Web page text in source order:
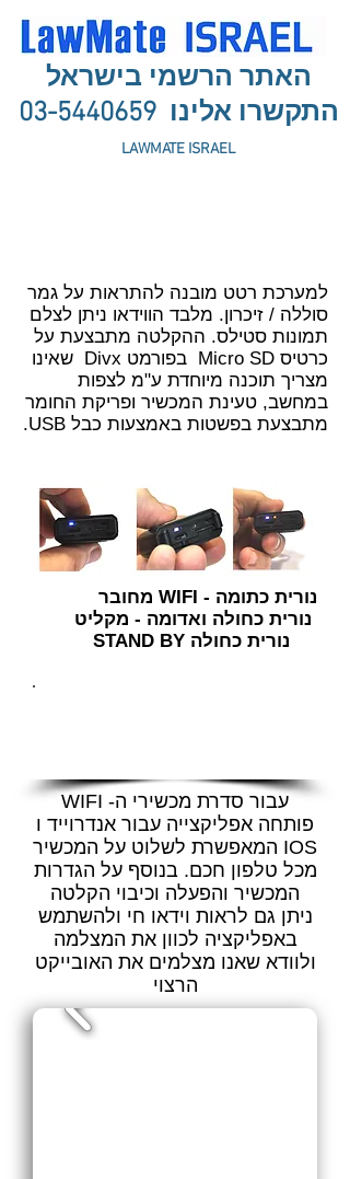
האתר הרשמי בישראל
התקשרו אלינו03-5440659
LAWMATE ISRAEL
למערכת רטט מובנה להתראות על גמר
סוללה / זיכרון. מלבד הווידאו ניתן לצלם
תמונות סטילס. ההקלטה מתבצעת על
כרטיס Micro SD בפורמט Divx שאינו
מצריך תוכנה מיוחדת ע"מ לצפות
במחשב, טעינת המכשיר ופריקת החומר
מתבצעת בפשטות באמצעות כבל USB.
עבור סדרת מכשירי ה- WIFI
פותחה אפליקצייה עבור אנדרוייד ו
IOS המאפשרת לשלוט על המכשיר
מכל טלפון חכם. בנוסף על הגדרות
המכשיר והפעלה וכיבוי הקלטה
ניתן גם לראות וידאו חי ולהשתמש
באפליקציה לכוון את המצלמה
ולוודא שאנו מצלמים את האובייקט
הרצוי
נורית כתומה - WIFI מחובר
נורית כחולה ואדומה - מקליט
נורית כחולה STAND BY